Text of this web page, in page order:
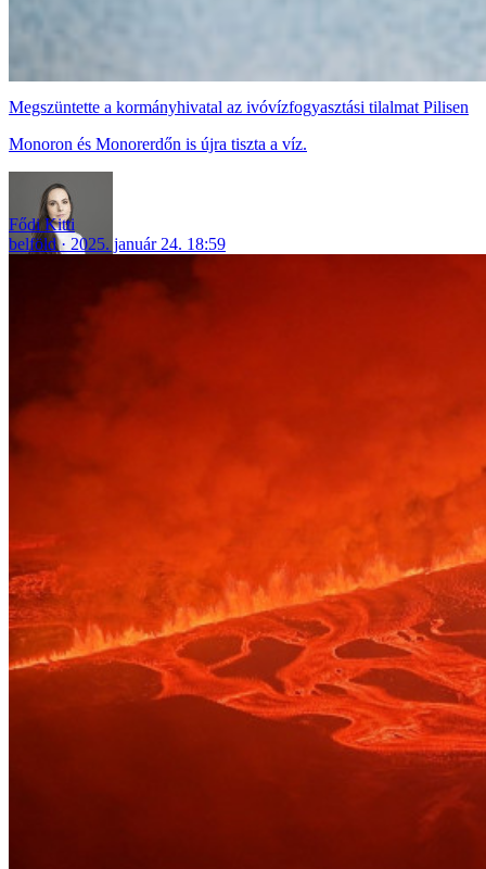
Megszüntette a kormányhivatal az ivóvízfogyasztási tilalmat Pilisen
Monoron és Monorerdőn is újra tiszta a víz.
Fődi Kitti
belföld
2025. január 24. 18:59